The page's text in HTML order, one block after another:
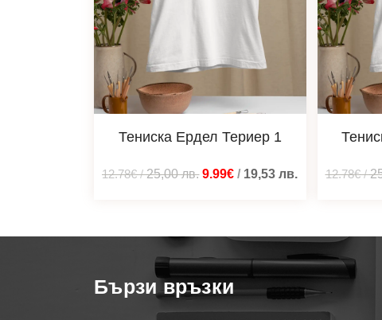
Тениска Ердел Териер 1
12.78€/25,00лв. 9.99€ / 19,53лв. 12.78€/
Бързи връзки